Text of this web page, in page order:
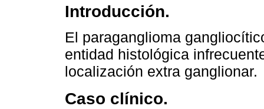
Introducción.
El paraganglioma
entidad histológica
localización extra ganglionar.
Caso clínico.